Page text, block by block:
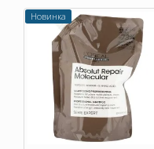
Новинка